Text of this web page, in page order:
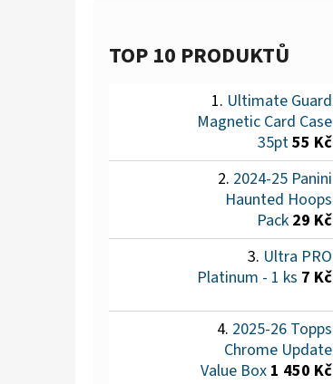
TOP 10 PRODUKTŮ
Ultimate Guard
Magnetic Card Case
35pt55 Kč
2024-25 Panini
Haunted Hoops
Pack 29 Kč
Ultra PRO
Platinum - 1 ks 7 Kč
2025-26 Topps
Chrome Update
Value Box 1 450 Kč